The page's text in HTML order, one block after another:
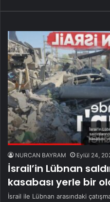
NURCAN BAYRAM Eylül 24,
İsrail’in Lübnan
kasabası yerle bir
İsrail ile Lübnan arasındaki